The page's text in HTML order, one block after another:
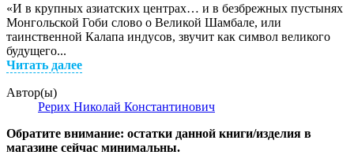
«И в крупных азиатских центрах… и в безбрежных пустынях
Монгольской Гоби слово о Великой Шамбале, или
таинственной Калапа индусов, звучит как символ великого
будущего...
Читать далее
Автор(ы)
Рерих Николай Константинович
Обратите внимание: остатки данной книги/изделия в
магазине сейчас минимальны.